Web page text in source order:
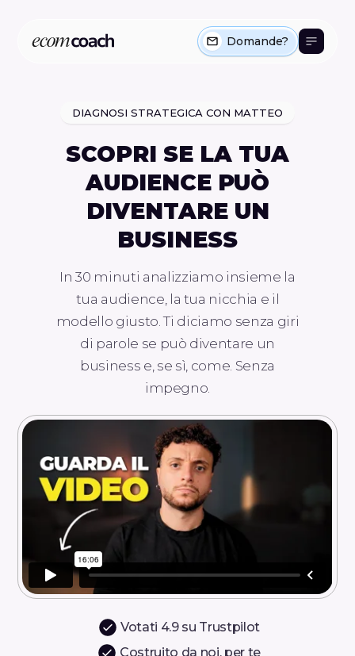
Domande?
DIAGNOSI STRATEGICA CON MATTEO
SCOPRI SE LA TUA
AUDIENCE PUÒ
DIVENTARE UN
BUSINESS
In 30 minuti analizziamo insieme la
tua audience, la tua nicchia e il
modello giusto. Ti diciamo senza giri
di parole se può diventare un
business e, se sì, come. Senza
impegno.
Votati 4.9 su Trustpilot
Costruito da noi, per te